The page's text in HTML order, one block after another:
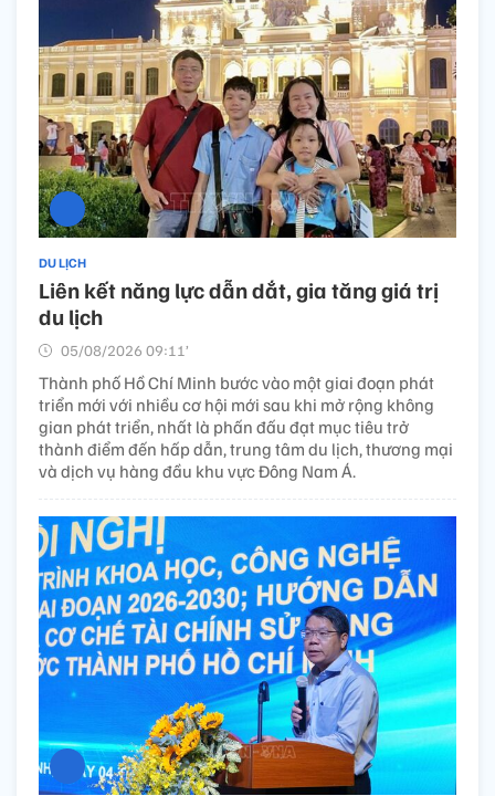
DU LỊCH
Liên kết năng lực dẫn dắt, gia tăng giá trị
du lịch
05/08/2026 09:11’
Thành phố Hồ Chí Minh bước vào một giai đoạn phát
triển mới với nhiều cơ hội mới sau khi mở rộng không
gian phát triển, nhất là phấn đấu đạt mục tiêu trở
thành điểm đến hấp dẫn, trung tâm du lịch, thương mại
và dịch vụ hàng đầu khu vực Đông Nam Á.